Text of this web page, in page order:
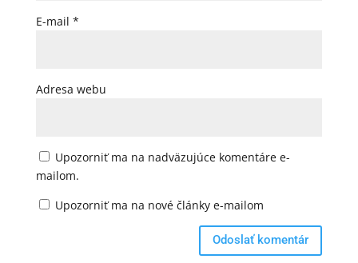
E-mail *
Adresa webu
Upozorniť ma na nadväzujúce komentáre e-
mailom.
Upozorniť ma na nové články e-mailom